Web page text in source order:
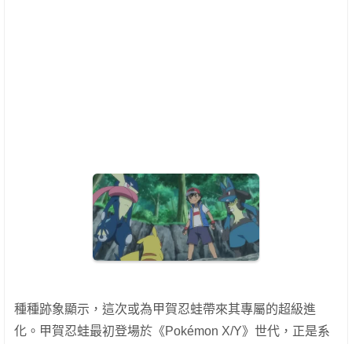
種種跡象顯示，這次或為甲賀忍蛙帶來其專屬的超級進
化。甲賀忍蛙最初登場於《Pokémon X/Y》世代，正是系